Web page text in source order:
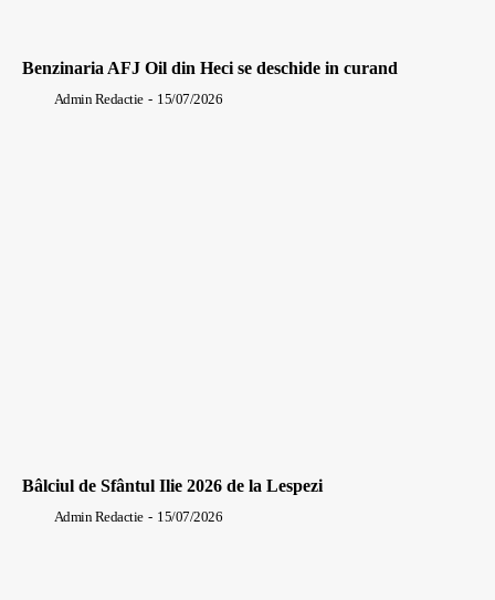
Benzinaria AFJ Oil din Heci se deschide in curand
Admin Redactie - 15/07/2026
Bâlciul de Sfântul Ilie 2026 de la Lespezi
Admin Redactie - 15/07/2026